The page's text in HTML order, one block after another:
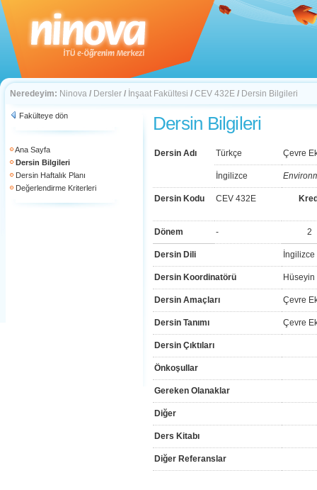
Neredeyim: Ninova / Dersler / İnşaat Fakültesi / CEV 432E / Dersin Bilgileri
Fakülteye dön
Ana Sayfa
Dersin Bilgileri
Dersin Haftalık Planı
Değerlendirme Kriterleri
Dersin Bilgileri
Dersin Adı Türkçe Çevre
İngilizce
Dersin Kodu CEV 432E
Dönem - 2
Dersin Dili İngilizce
Dersin Koordinatörü
Dersin Amaçları Çevre
Dersin Tanımı Çevre
Dersin Çıktıları
Önkoşullar
Gereken Olanaklar
Diğer
Ders Kitabı
Diğer Referanslar